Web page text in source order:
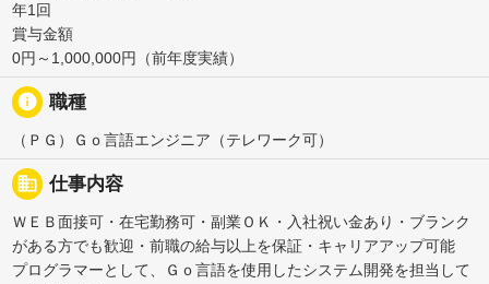
年1回
賞与金額
0円～1,000,000円（前年度実績）
info 職種
（ＰＧ）Ｇｏ言語エンジニア（テレワーク可）
business 仕事内容
ＷＥＢ面接可・在宅勤務可・副業ＯＫ・入社祝い金あり・ブランク
がある方でも歓迎・前職の給与以上を保証・キャリアアップ可能
プログラマーとして、Ｇｏ言語を使用したシステム開発を担当して